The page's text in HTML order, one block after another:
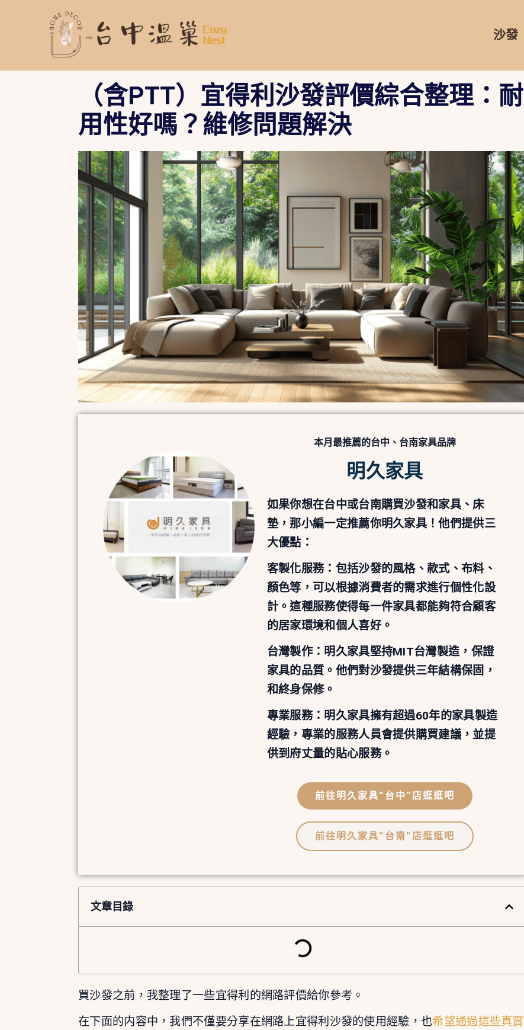
內
沙發
（含PTT）宜得利沙發評價綜合整理：耐
用性好嗎？維修問題解決
本月最推薦的台中、台南家具品牌
明久家具
如果你想在台中或台南購買沙發和家具、床
墊，那小編一定推薦你明久家具！他們提供三
大優點：
客製化服務：包括沙發的風格、款式、布料、
顏色等，可以根據消費者的需求進行個性化設
計。這種服務使得每一件家具都能夠符合顧客
的居家環境和個人喜好。
台灣製作：明久家具堅持MIT台灣製造，保證
家具的品質。他們對沙發提供三年結構保固，
和終身保修。
專業服務：明久家具擁有超過60年的家具製造
經驗，專業的服務人員會提供購買建議，並提
供到府丈量的貼心服務。
前往明久家具"台中"店逛逛吧
前往明久家具"台南"店逛逛吧
文章目錄
買沙發之前，我整理了一些宜得利的網路評價給你參考。
在下面的内容中，我們不僅要分享在網路上宜得利沙發的使用經驗，也希望通過這些真實